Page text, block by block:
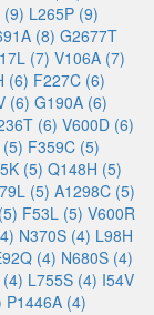
(9) L265P (9)
(8) G2677T
(7) V106A (7)
(6) F227C (6)
(6) G190A (6)
(6) V600D (6)
F359C (5)
(5) Q148H (5)
(5) A1298C (5)
F53L (5) V600R
N370S (4) L98H
(4) N680S (4)
L755S (4) I54V
P1446A (4)